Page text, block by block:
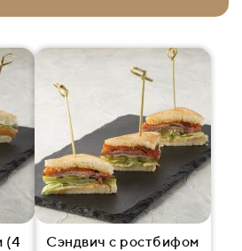
(4
Сэндвич с ростбифом